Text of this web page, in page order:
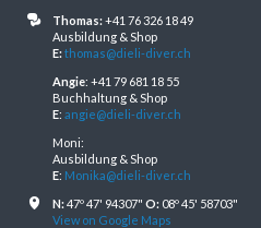
Thomas:+41 76 326 18 49
Ausbildung & Shop
E:thomas@dieli-diver.ch
Angie: +41 79 681 18 55
Buchhaltung & Shop
E: angie@dieli-diver.ch
Moni:
Ausbildung & Shop
E: Monika@dieli-diver.ch
N:47º 47' 94307" O:08º 45' 58703"
View on Google Maps